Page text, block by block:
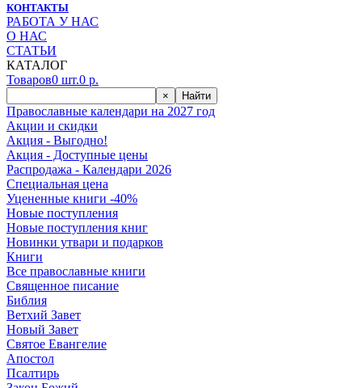
КОНТАКТЫ
РАБОТА У НАС
О НАС
СТАТЬИ
КАТАЛОГ
Товаров0 шт.0 р.
× Найти
Православные календари на 2027 год
Акции и скидки
Акция - Выгодно!
Акция - Доступные цены
Распродажа - Календари 2026
Специальная цена
Уцененные книги -40%
Новые поступления
Новые поступления книг
Новинки утвари и подарков
Книги
Все православные книги
Священное писание
Библия
Ветхий Завет
Новый Завет
Святое Евангелие
Апостол
Псалтирь